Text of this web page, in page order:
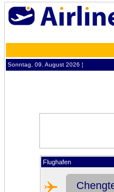
Sonntag, 09. August 2026 ¦
Flughafen